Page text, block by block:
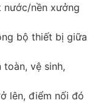
nước/nền xưởng
bộ thiết bị giữa
toàn, vệ sinh,
lên, điểm nối đó